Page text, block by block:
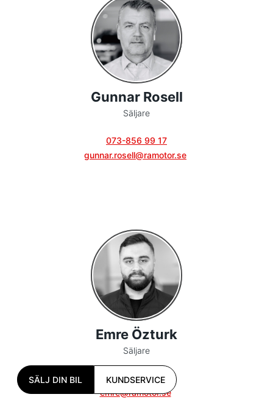
Gunnar Rosell
Säljare
073-856 99 17
gunnar.rosell@ramotor.se
Emre Özturk
Säljare
076- 770 69 02
emre@ramotor.se
SÄLJ DIN BIL KUNDSERVICE